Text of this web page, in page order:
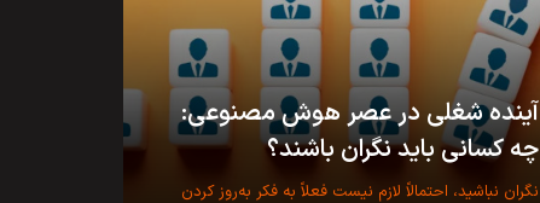
آینده شغلی در عصر هوش مصنوعی:
چه کسانی باید نگران باشند؟
نگران نباشید، احتمالاً لازم نیست فعلاً به فکر به‌روز کردن